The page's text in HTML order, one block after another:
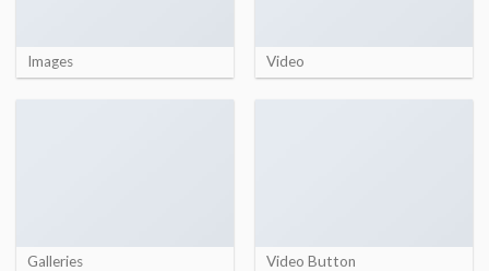
Images Video
Galleries Video Button